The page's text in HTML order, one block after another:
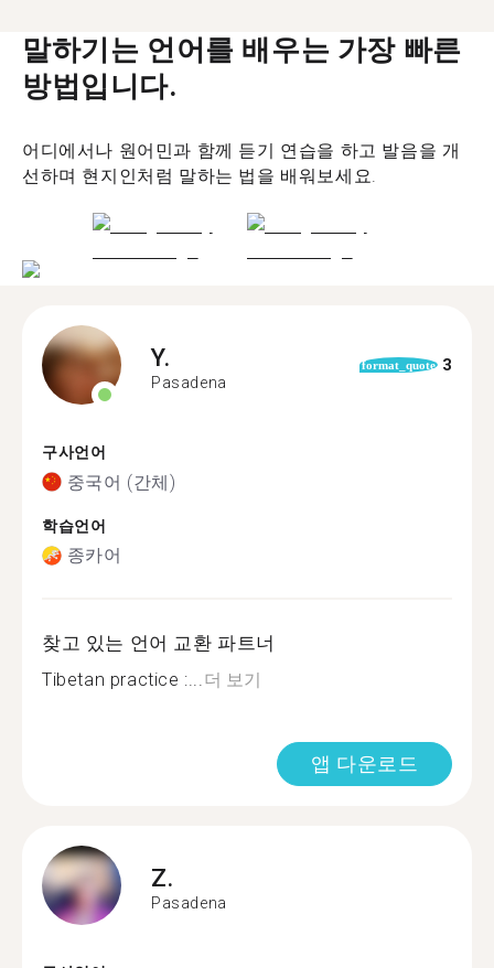
말하기는 언어를 배우는 가장 빠른
방법입니다.
어디에서나 원어민과 함께 듣기 연습을 하고 발음을 개
선하며 현지인처럼 말하는 법을 배워보세요.
Y.
Pasadena
format_quote 3
구사언어
중국어 (간체)
학습언어
종카어
찾고 있는 언어 교환 파트너
Tibetan practice :...더 보기
앱 다운로드
Z.
Pasadena